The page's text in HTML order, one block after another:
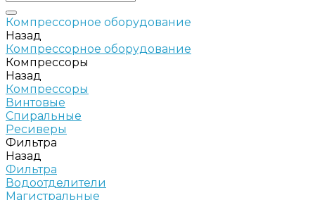
Компрессорное оборудование
Назад
Компрессорное оборудование
Компрессоры
Назад
Компрессоры
Винтовые
Спиральные
Ресиверы
Фильтра
Назад
Фильтра
Водоотделители
Магистральные